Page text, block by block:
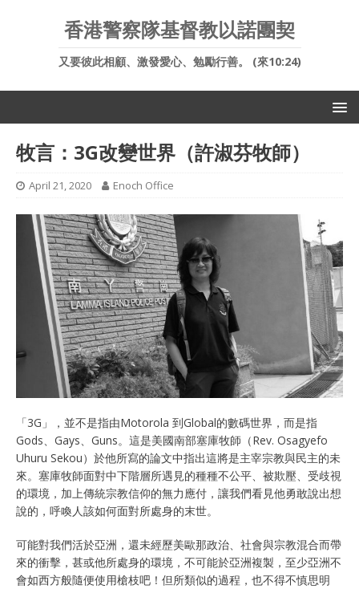
香港警察隊基督教以諾團契
又要彼此相顧、激發愛心、勉勵行善。 (來10:24)
牧言：3G改變世界（許淑芬牧師）
April 21, 2020 Enoch Office
「3G」，並不是指由Motorola 到Global的數碼世界，而是指
Gods、Gays、Guns。這是美國南部塞庫牧師（Rev. Osagyefo
Uhuru Sekou）於他所寫的論文中指出這將是主宰宗教與民主的未
來。塞庫牧師面對中下階層所遇見的種種不公平、被欺壓、受歧視
的環境，加上傳統宗教信仰的無力應付，讓我們看見他勇敢說出想
說的，呼喚人該如何面對所處身的末世。
可能對我們活於亞洲，還未經歷美歐那政治、社會與宗教混合而帶
來的衝擊，甚或他所處身的環境，不可能於亞洲複製，至少亞洲不
會如西方般隨便使用槍枝吧！但所類似的過程，也不得不慎思明